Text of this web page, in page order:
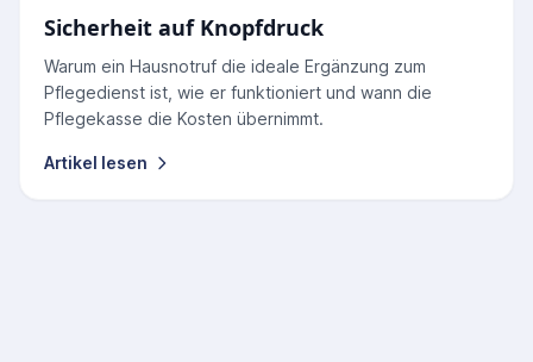
Sicherheit auf Knopfdruck
Warum ein Hausnotruf die ideale Ergänzung zum
Pflegedienst ist, wie er funktioniert und wann die
Pflegekasse die Kosten übernimmt.
Artikel lesen